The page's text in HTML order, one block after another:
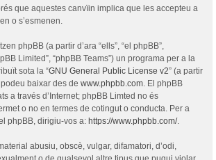
que aquestes canvïin implica que les accepteu a
o s’esmenen.
phpBB (a partir d’ara “ells”, “el phpBB”,
Limited”, “phpBB Teams”) un programa per a la
sota la “GNU General Public License v2” (a partir
podeu baixar des de www.phpbb.com . El phpBB
a través d’Internet; phpBB Limted no és
o no en termes de cotingut o conducta. Per a
phpBB, dirigiu-vos a: https://www.phpbb.com/.
abusiu, obscè, vulgar, difamatori, d’odi,